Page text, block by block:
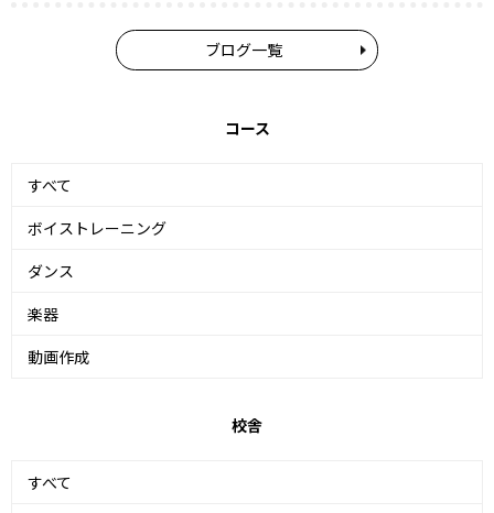
ブログ一覧
コース
すべて
ボイストレーニング
ダンス
楽器
動画作成
校舎
すべて